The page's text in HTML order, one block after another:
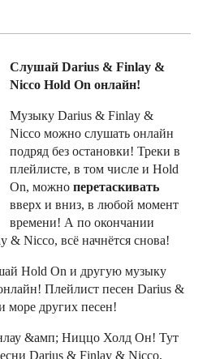
Слушай Darius & Finlay &
Nicco Hold On онлайн!
Музыку Darius & Finlay &
Nicco можно слушать онлайн
подряд без остановки! Треки в
плейлисте, в том числе и Hold
On, можно перетаскивать
вверх и вниз, в любой момент
времени! А по окончании
& Nicco, всё начнётся снова!
Hold On и другую музыку
Плейлист песен Darius &
море других песен!
&амп; Ниццо Холд Он! Тут
Darius & Finlay & Nicco,